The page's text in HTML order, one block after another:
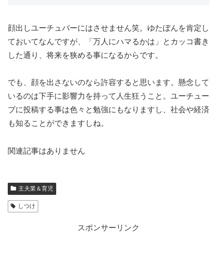
顔出しユーチュバーにはさせません笑。ゆたぼんを肯定し
ておいてなんですが、「万人にハマるかは」とカッコ書き
した通り、将来を狭める事になるからです。
でも、顔を出さないのなら許容すると思います。懸念して
いるのは下手に影響力を持って人生狂うこと。ユーチュー
ブに投稿する事は色々と勉強にもなりますし、社会や経済
も知ることができますしね。
関連記事はありません
主夫業＆育児
しつけ
スポンサーリンク